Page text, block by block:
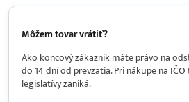
Môžem tovar vrátiť?
Ako koncový zákazník máte právo na
do 14 dní od prevzatia. Pri nákupe na
legislatívy zaniká.